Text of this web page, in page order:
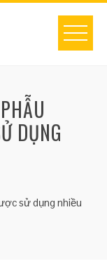
DỤNG
sử dụng nhiều